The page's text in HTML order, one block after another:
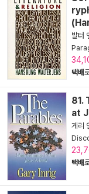
발터
택배
81.
at
게리
택배